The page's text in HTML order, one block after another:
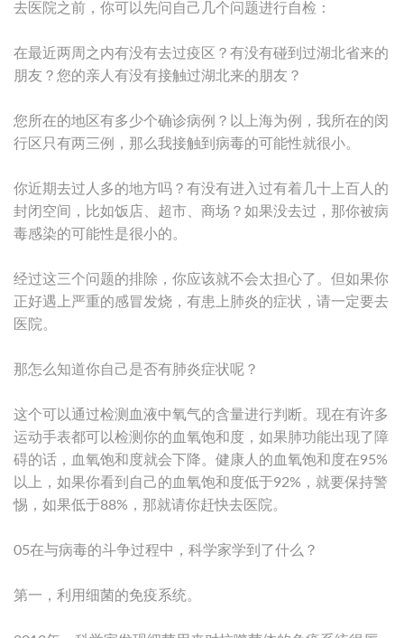
去医院之前，你可以先问自己几个问题进行自检：
在最近两周之内有没有去过疫区？有没有碰到过湖北省来的
朋友？您的亲人有没有接触过湖北来的朋友？
您所在的地区有多少个确诊病例？以上海为例，我所在的闵
行区只有两三例，那么我接触到病毒的可能性就很小。
你近期去过人多的地方吗？有没有进入过有着几十上百人的
封闭空间，比如饭店、超市、商场？如果没去过，那你被病
毒感染的可能性是很小的。
经过这三个问题的排除，你应该就不会太担心了。但如果你
正好遇上严重的感冒发烧，有患上肺炎的症状，请一定要去
医院。
那怎么知道你自己是否有肺炎症状呢？
这个可以通过检测血液中氧气的含量进行判断。现在有许多
运动手表都可以检测你的血氧饱和度，如果肺功能出现了障
碍的话，血氧饱和度就会下降。健康人的血氧饱和度在95%
以上，如果你看到自己的血氧饱和度低于92%，就要保持警
惕，如果低于88%，那就请你赶快去医院。
05在与病毒的斗争过程中，科学家学到了什么？
第一，利用细菌的免疫系统。